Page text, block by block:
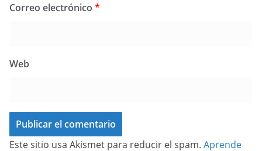
Correo electrónico *
Web
Este sitio usa Akismet para reducir el spam. Aprende